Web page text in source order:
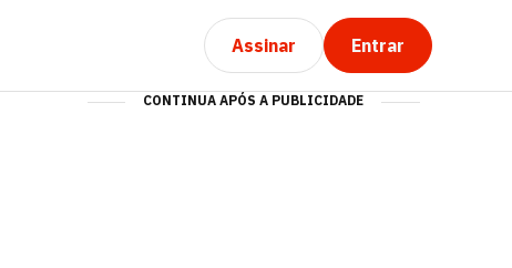
Assinar Entrar
CONTINUA APÓS A PUBLICIDADE